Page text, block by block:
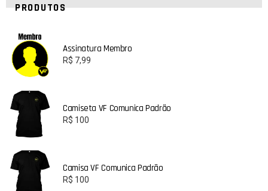
PRODUTOS
Assinatura Membro
R$ 7,99
Camiseta VF Comunica Padrão
R$ 100
Camisa VF Comunica Padrão
R$ 100